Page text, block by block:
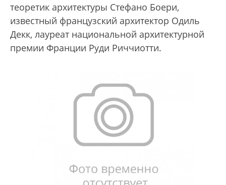
теоретик архитектуры Стефано Боери,
известный французский архитектор Одиль
Декк, лауреат национальной архитектурной
премии Франции Руди Риччиотти.